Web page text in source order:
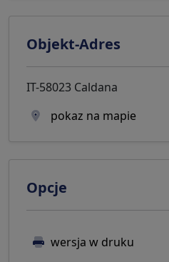
Objekt-Adres
IT-58023 Caldana
pokaz na mapie
Opcje
wersja w druku